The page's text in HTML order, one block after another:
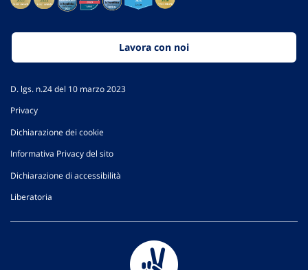
Lavora con noi
D. lgs. n.24 del 10 marzo 2023
Privacy
Dichiarazione dei cookie
Informativa Privacy del sito
Dichiarazione di accessibilità
Liberatoria